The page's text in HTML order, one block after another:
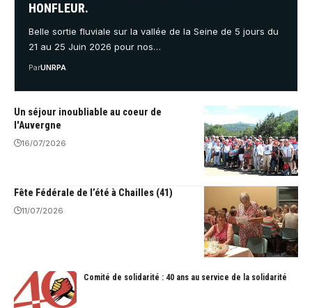
HONFLEUR.
Belle sortie fluviale sur la vallée de la Seine de 5 jours du
21 au 25 Juin 2026 pour nos…
ParUNRPA
Un séjour inoubliable au coeur de
l'Auvergne
16/07/2026
Fête Fédérale de l’été à Chailles (41)
11/07/2026
Comité de solidarité : 40 ans au service de la solidarité